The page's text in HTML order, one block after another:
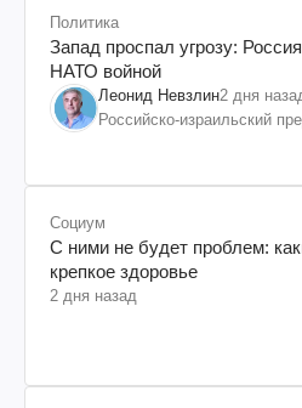
Политика
Запад проспал угрозу:
НАТО войной
Леонид Невзлин2 дня
Российско-израильский
Социум
С ними не будет проблем:
крепкое здоровье
2 дня назад